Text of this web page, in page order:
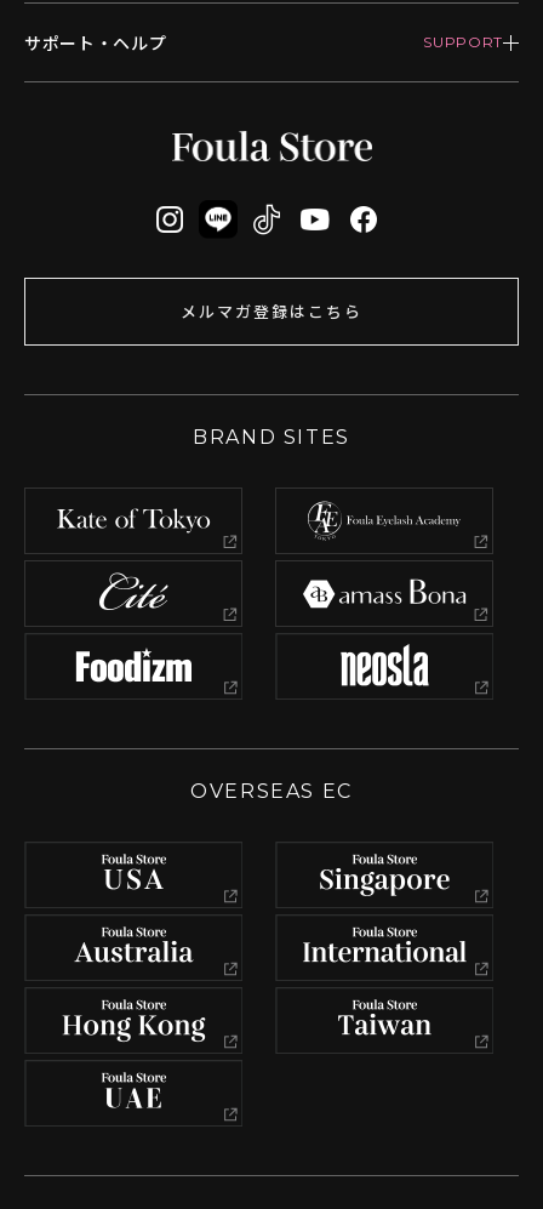
サポート・ヘルプ
メルマガ登録はこちら
BRAND SITES
OVERSEAS EC